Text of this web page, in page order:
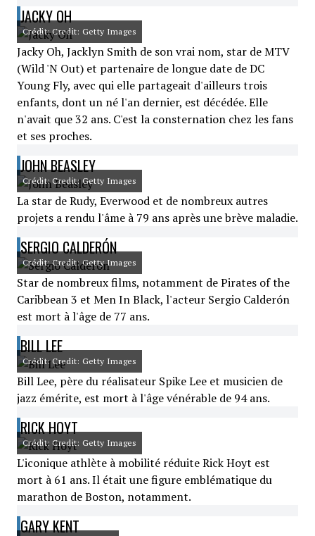
JACKY OH
Crédit: Credit: Getty Images
Jacky Oh, Jacklyn Smith de son vrai nom, star de MTV
(Wild 'N Out) et partenaire de longue date de DC
Young Fly, avec qui elle partageait d'ailleurs trois
enfants, dont un né l'an dernier, est décédée. Elle
n'avait que 32 ans. C'est la consternation chez les fans
et ses proches.
JOHN BEASLEY
Crédit: Credit: Getty Images
La star de Rudy, Everwood et de nombreux autres
projets a rendu l'âme à 79 ans après une brève maladie.
SERGIO CALDERÓN
Crédit: Credit: Getty Images
Star de nombreux films, notamment de Pirates of the
Caribbean 3 et Men In Black, l'acteur Sergio Calderón
est mort à l'âge de 77 ans.
BILL LEE
Crédit: Credit: Getty Images
Bill Lee, père du réalisateur Spike Lee et musicien de
jazz émérite, est mort à l'âge vénérable de 94 ans.
RICK HOYT
Crédit: Credit: Getty Images
L'iconique athlète à mobilité réduite Rick Hoyt est
mort à 61 ans. Il était une figure emblématique du
marathon de Boston, notamment.
GARY KENT